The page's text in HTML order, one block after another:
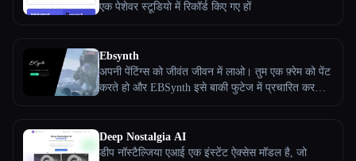
एक पेशेवर स्टूडियो में रिकॉर्ड किए गए हों
Ebsynth
अपनी पेंटिंग्स को जीवंत जीवन में लाओ। तुम एक फ़्रेम को पेंट
करते हो और EBSynth इसे बाकी फुटेज में प्रचारित करता
लेकिन यह नियंत्रण में नहीं आता है। तुम इससे जो बनाते हो
वह अभी भी तुम्हारा मूल आर्टवर्क है
Deep Nostalgia AI
डीप नॉस्टैल्जिया एआई एक इंस्टेंट ऐक्सेस मॉडल है, जो